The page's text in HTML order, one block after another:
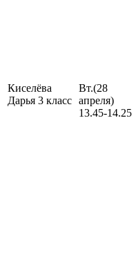
Киселёва
Дарья 3 класс
Вт.(28
апреля)
13.45-14.25